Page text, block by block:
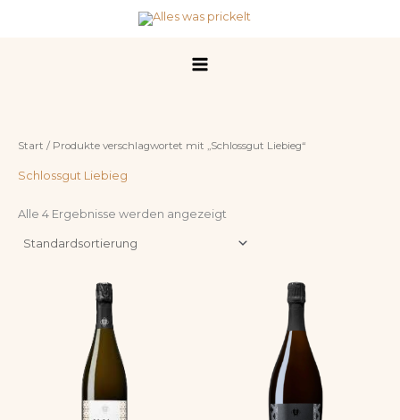
Start / Produkte verschlagwortet mit „Schlossgut Liebieg“
Schlossgut Liebieg
Alle 4 Ergebnisse werden angezeigt